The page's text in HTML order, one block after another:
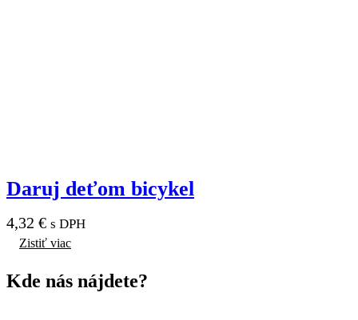
Daruj deťom bicykel
4,32 € s DPH
Zistiť viac
Kde nás nájdete?